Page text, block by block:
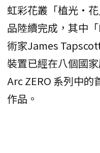
虹彩花叢「植光・
品陸續完成，其中
術家James
裝置已經在八個國
Arc ZERO 系列中
作品。